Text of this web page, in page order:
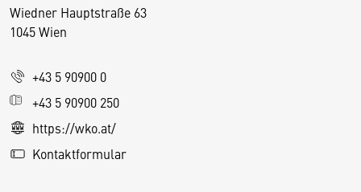
Wiedner Hauptstraße 63
1045 Wien
+43 5 90900 0
+43 5 90900 250
https://wko.at/
Kontaktformular
D
s
e
S
e